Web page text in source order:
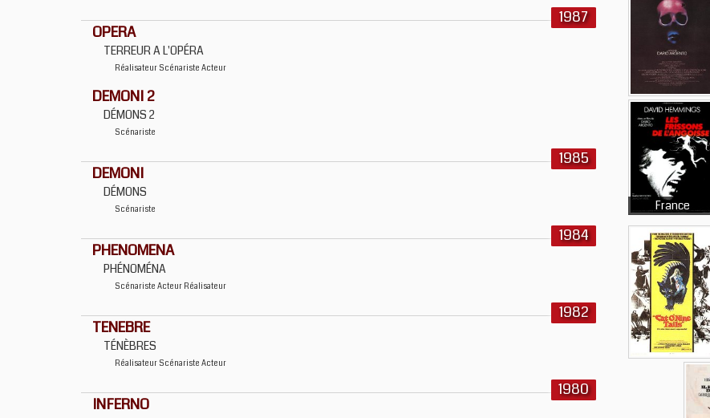
1987
OPERA
TERREUR A L'OPÉRA
Réalisateur Scénariste Acteur
DEMONI 2
DÉMONS 2
Scénariste
1985
DEMONI
DÉMONS
Scénariste
1984
PHENOMENA
PHÉNOMÉNA
Scénariste Acteur Réalisateur
1982
TENEBRE
TÉNÈBRES
Réalisateur Scénariste Acteur
1980
INFERNO
France